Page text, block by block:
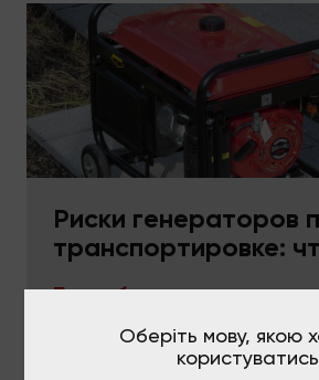
Риски генераторов
транспортировке:
Подробнее
Оберіть мову, якою
користуватись